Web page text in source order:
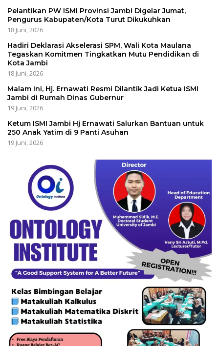
Pelantikan PW ISMI Provinsi Jambi Digelar Jumat,
Pengurus Kabupaten/Kota Turut Dikukuhkan
18 Juni, 2026
Hadiri Deklarasi Akselerasi SPM, Wali Kota Maulana
Tegaskan Komitmen Tingkatkan Mutu Pendidikan di
Kota Jambi
18 Juni, 2026
Malam Ini, Hj. Ernawati Resmi Dilantik Jadi Ketua ISMI
Jambi di Rumah Dinas Gubernur
19 Juni, 2026
Ketum ISMI Jambi Hj Ernawati Salurkan Bantuan untuk
250 Anak Yatim di 9 Panti Asuhan
19 Juni, 2026